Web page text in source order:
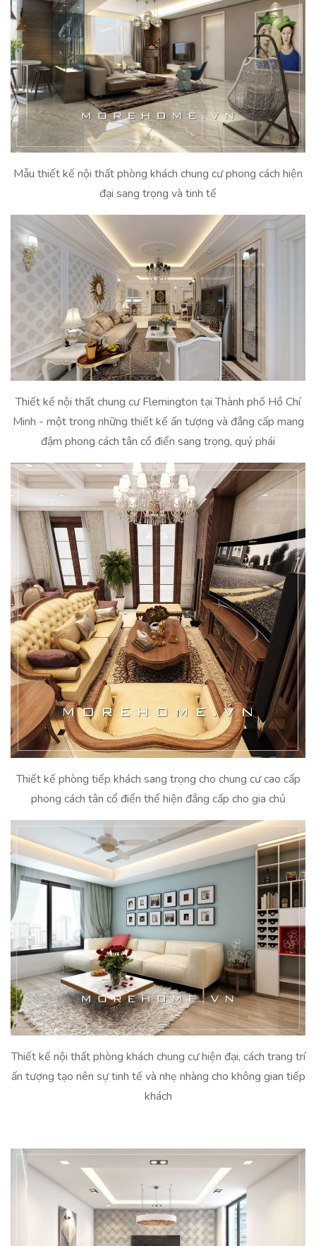
Mẫu thiết kế nội thất phòng khách chung cư phong cách hiện
đại sang trọng và tinh tế
Thiết kế nội thất chung cư Flemington tại Thành phố Hồ Chí
Minh - một trong những thiết kế ấn tượng và đẳng cấp mang
đậm phong cách tân cổ điển sang trọng, quý phái
Thiết kế phòng tiếp khách sang trọng cho chung cư cao cấp
phong cách tân cổ điển thể hiện đẳng cấp cho gia chủ
Thiết kế nội thất phòng khách chung cư hiện đại, cách trang trí
ấn tượng tạo nên sự tinh tế và nhẹ nhàng cho không gian tiếp
khách